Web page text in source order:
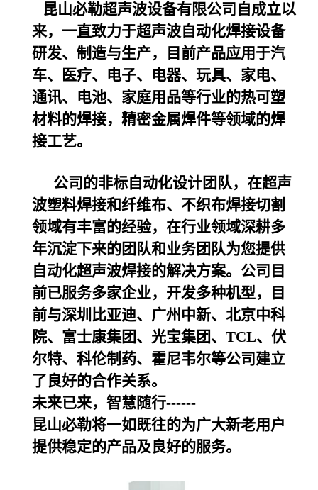
昆山必勒超声波设备有限公司自成立以
来，一直致力于超声波自动化焊接设备
研发、制造与生产，目前产品应用于汽
车、医疗、电子、电器、玩具、家电、
通讯、电池、家庭用品等行业的热可塑
材料的焊接，精密金属焊件等领域的焊
接工艺。
公司的非标自动化设计团队，在超声
波塑料焊接和纤维布、不织布焊接切割
领域有丰富的经验，在行业领域深耕多
年沉淀下来的团队和业务团队为您提供
自动化超声波焊接的解决方案。公司目
前已服务多家企业，开发多种机型，目
前与深圳比亚迪、广州中新、北京中科
院、富士康集团、光宝集团、TCL、伏
尔特、科伦制药、霍尼韦尔等公司建立
了良好的合作关系。
未来已来，智慧随行------
昆山必勒将一如既往的为广大新老用户
提供稳定的产品及良好的服务。